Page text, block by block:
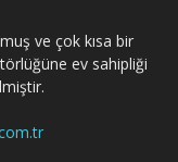
ve çok kısa bir
ev sahipliği